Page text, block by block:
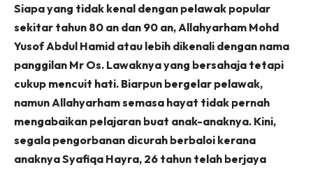
(Twitter)
Siapa yang tidak kenal dengan pelawak popular
sekitar tahun 80 an dan 90 an, Allahyarham Mohd
Yusof Abdul Hamid atau lebih dikenali dengan nama
panggilan Mr Os. Lawaknya yang bersahaja tetapi
cukup mencuit hati. Biarpun bergelar pelawak,
namun Allahyarham semasa hayat tidak pernah
mengabaikan pelajaran buat anak-anaknya. Kini,
segala pengorbanan dicurah berbaloi kerana
anaknya Syafiqa Hayra, 26 tahun telah berjaya